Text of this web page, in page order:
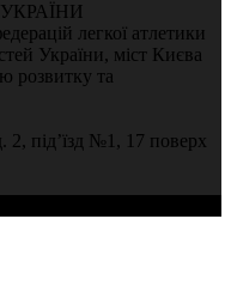
легкої атлетики
України, міст Києва
розвитку та
2, під’їзд №1, 17 поверх